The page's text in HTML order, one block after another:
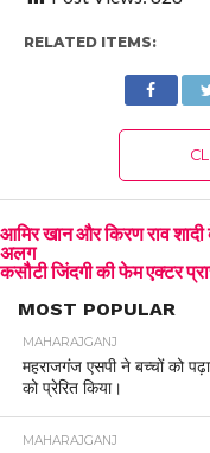
RELATED ITEMS:
आमिर खान और किरण राव
अलग
कसौटी जिंदगी की फेम एक्टर
MOST POPULAR
MAHARAJGANJ
महराजगंज एसपी ने बच्चों को
को प्रेरित किया।
MAHARAJGANJ